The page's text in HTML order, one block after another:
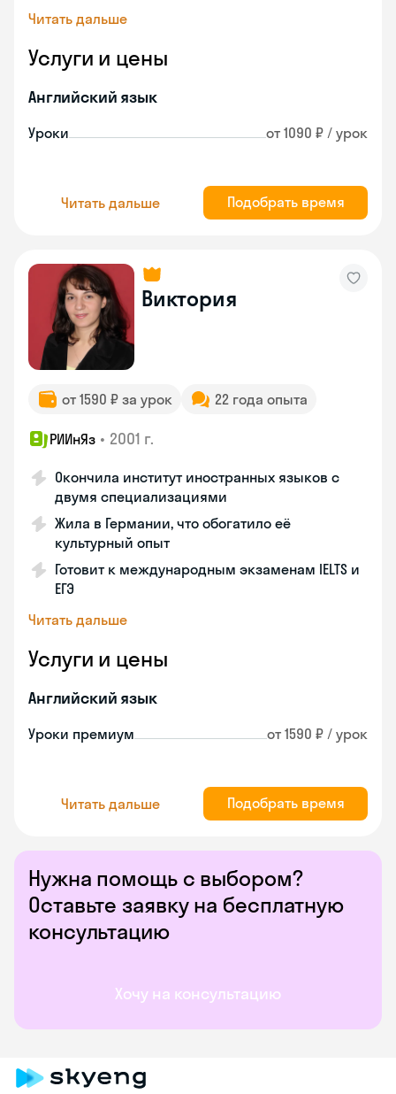
Нужна помощь с выбором?
Оставьте заявку на бесплатную
консультацию
Хочу на консультацию
Читать дальше
Услуги и цены
Английский язык
Уроки от 1090 ₽ / урок
Читать дальше Подобрать время
Виктория
от 1590 ₽ за урок 22 года опыта
РИИнЯз • 2001 г.
Окончила институт иностранных языков с
двумя специализациями
Жила в Германии, что обогатило её
культурный опыт
Готовит к международным экзаменам IELTS и
ЕГЭ
Читать дальше
Услуги и цены
Английский язык
Уроки премиум от 1590 ₽ / урок
Читать дальше Подобрать время